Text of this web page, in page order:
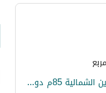
استوديو للبيع في كمبوند افيلن المستثمرين الشمالية 85م دور سادس اسانسير بحري فيو جادرن قريب من الجامعة الامريكية 2.1 مليون